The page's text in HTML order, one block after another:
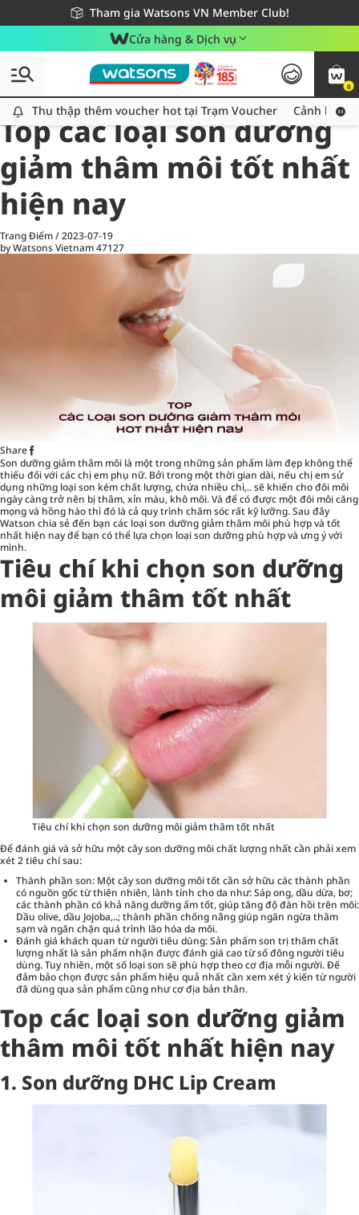
Tham gia Watsons VN Member Club!
Miễn phí giao hàng cho đơn hàng từ 249,000Đ
Giao hàng nhanh 24h - Áp dụng khu vực TP. Hồ Chí Minh
Cửa hàng & Dịch vụ
0
Thu thập thêm voucher hot tại Trạm Voucher
Thu thập thêm voucher hot tại Trạm Voucher Cảnh báo
All
Chăm Sóc Cá Nhân
Top các loại son dưỡng
giảm thâm môi tốt nhất
hiện nay
Trang Điểm/2023-07-19
by Watsons Vietnam47127
Share
Son dưỡnggiảm thâm môi là một trong những sản phẩm làm đẹp không thể
thiếu đối với các chị em phụ nữ. Bởi trong một thời gian dài, nếu chị em sử
dụng những loại son kém chất lượng, chứa nhiều chì,.. sẽ khiến cho đôi môi
ngày càng trở nên bị thâm, xỉn màu, khô môi. Và để có được một đôi môi căng
mọng và hồng hào thì đó là cả quy trình chăm sóc rất kỹ lưỡng. Sau đây
Watson chia sẻ đến bạn các loại son dưỡng giảm thâm môi phù hợp và tốt
nhất hiện nay để bạn có thể lựa chọn loại son dưỡng phù hợp và ưng ý với
mình.
Tiêu chí khi chọn son dưỡng
môi giảm thâm tốt nhất
Tiêu chí khi chọn son dưỡng môi giảm thâm tốt nhất
Để đánh giá và sở hữu một cây son dưỡng môi chất lượng nhất cần phải xem
xét 2 tiêu chí sau:
Thành phần son: Một cây son dưỡng môi tốt cần sở hữu các thành phần
có nguồn gốc từ thiên nhiên, lành tính cho da như: Sáp ong, dầu dừa, bơ;
các thành phần có khả năng dưỡng ẩm tốt, giúp tăng độ đàn hồi trên môi:
Dầu olive, dầu Jojoba,..; thành phần chống nắng giúp ngăn ngừa thâm
sạm và ngăn chặn quá trình lão hóa da môi.
Đánh giá khách quan từ người tiêu dùng: Sản phẩm son trị thâm chất
lượng nhất là sản phẩm nhận được đánh giá cao từ số đông người tiêu
dùng. Tuy nhiên, một số loại son sẽ phù hợp theo cơ địa mỗi người. Để
đảm bảo chọn được sản phẩm hiệu quả nhất cần xem xét ý kiến từ người
đã dùng qua sản phẩm cũng như cơ địa bản thân.
Top các loại son dưỡng giảm
thâm môi tốt nhất hiện nay
1. Son dưỡng DHC Lip Cream